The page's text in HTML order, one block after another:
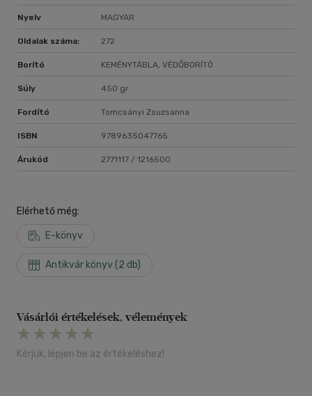
Nyelv MAGYAR
Oldalak száma: 272
Borító KEMÉNYTÁBLA, VÉDŐBORÍTÓ
Súly 450 gr
Fordító Tomcsányi Zsuzsanna
ISBN 9789635047765
Árukód 2771117 / 1216500
Elérhető még:
E-könyv
Antikvár könyv (2 db)
Vásárlói értékelések, vélemények
Kérjük, lépjen be az értékeléshez!